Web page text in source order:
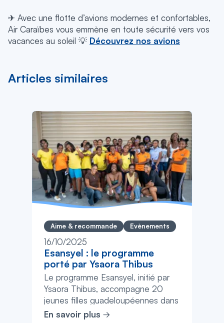
✈ Avec une flotte d’avions modernes et confortables,
Air Caraïbes vous emmène en toute sécurité vers vos
vacances au soleil 💡 Découvrez nos avions
Articles similaires
Aime & recommande Evènements
16/10/2025
Esansyel : le programme
porté par Ysaora Thibus
Le programme Esansyel, initié par
Ysaora Thibus, accompagne 20
jeunes filles guadeloupéennes dans
un parcours alliant sport, culture et
En savoir plus